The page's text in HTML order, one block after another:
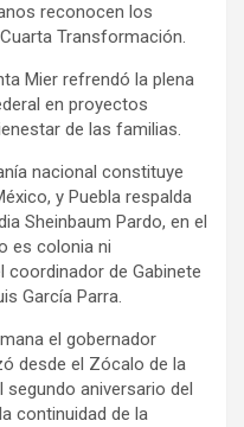
reconocen los
Transformación.
Mier refrendó la plena
en proyectos
de las familias.
nacional constituye
y Puebla respalda
Sheinbaum Pardo, en el
es colonia ni
coordinador de Gabinete
García Parra.
el gobernador
desde el Zócalo de la
aniversario del
continuidad de la